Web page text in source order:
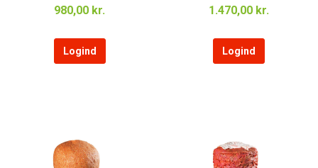
980,00 kr.
Logind
1.470,00 kr.
Logind